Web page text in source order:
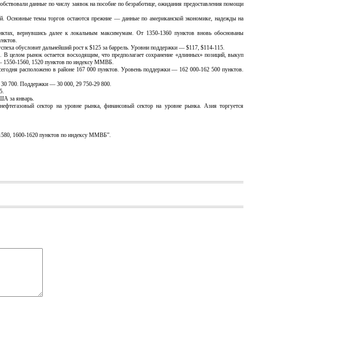
данные по числу заявок на пособие по безработице, ожидания предоставления помощи
Основные темы торгов остаются прежние — данные по американской экономике, надежды на
вернувшись далее к локальным максимумам. От 1350-1360 пунктов вновь обоснованы
обусловит дальнейший рост к $125 за баррель. Уровни поддержки — $117, $114-115.
рынок остается восходящим, что предполагает сохранение «длинных» позиций, выкуп
1560, 1520 пунктов по индексу ММВБ.
расположено в районе 167 000 пунктов. Уровень поддержки — 162 000-162 500 пунктов.
700. Поддержки — 30 000, 29 750-29 800.
за январь.
сектор на уровне рынка, финансовый сектор на уровне рынка. Азия торгуется
1600-1620 пунктов по индексу ММВБ”.